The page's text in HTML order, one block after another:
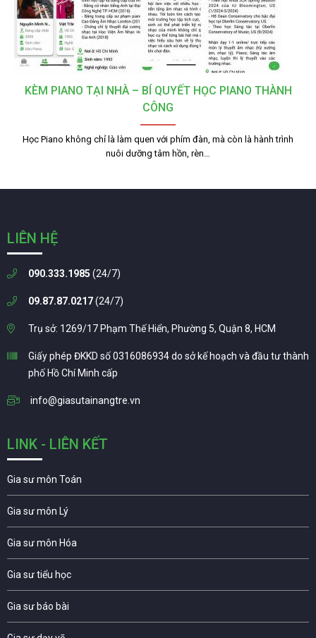
KÈM PIANO TẠI NHÀ – BÍ QUYẾT HỌC PIANO THÀNH
CÔNG
Học Piano không chỉ là làm quen với phím đàn, mà còn là hành trình
nuôi dưỡng tâm hồn, rèn…
LIÊN HỆ
090.333.1985 (24/7)
09.87.87.0217(24/7)
Trụ sở: 1269/17 Phạm Thế Hiển, Phường 5, Quận 8, HCM
Giấy phép ĐKKD số 0316086934 do sở kế hoạch và đầu tư thành
phố Hồ Chí Minh cấp
info@giasutainangtre.vn
LINK - LIÊN KẾT
Gia sư môn Toán
Gia sư môn Lý
Gia sư môn Hóa
Gia sư tiểu học
Gia sư báo bài